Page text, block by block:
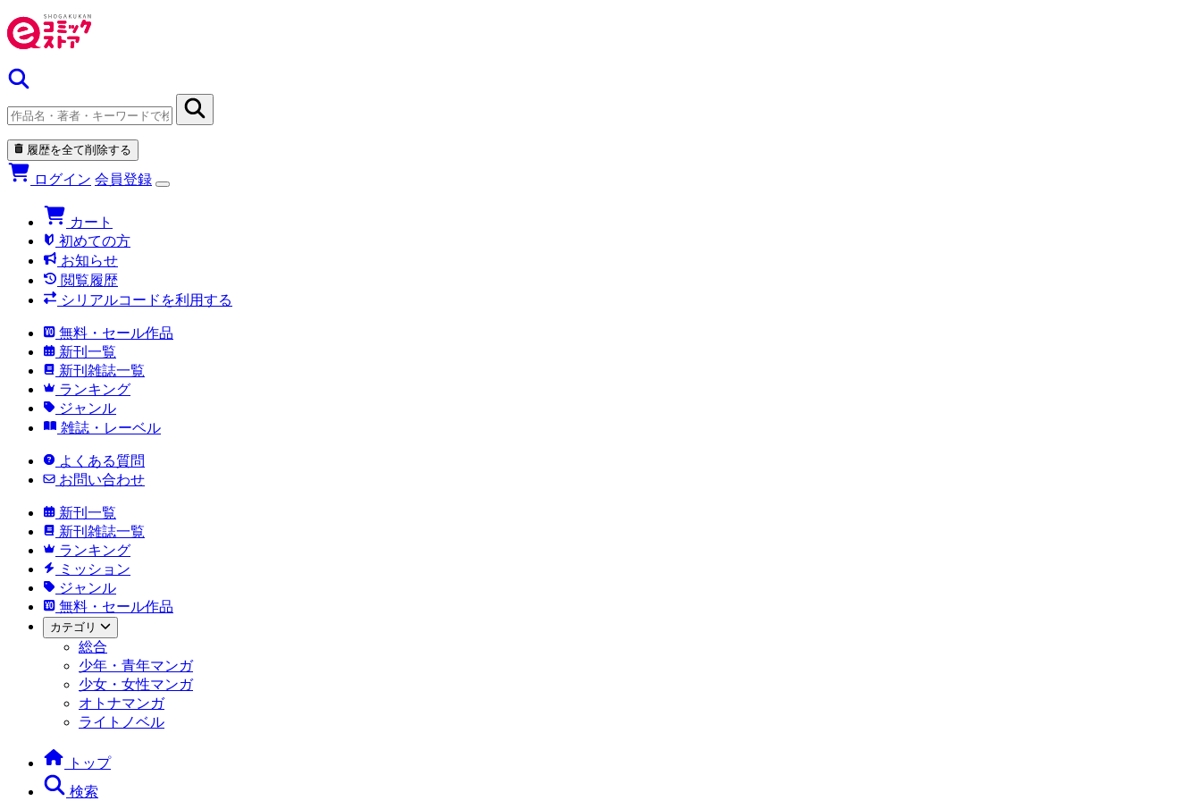
履歴を全て削除する
ログイン 会員登録
カート
初めての方
お知らせ
閲覧履歴
シリアルコードを利用する
無料・セール作品
新刊一覧
新刊雑誌一覧
ランキング
ジャンル
雑誌・レーベル
よくある質問
お問い合わせ
新刊一覧
新刊雑誌一覧
ランキング
ミッション
ジャンル
無料・セール作品
カテゴリ
総合
少年・青年マンガ
少女・女性マンガ
オトナマンガ
ライトノベル
トップ
検索